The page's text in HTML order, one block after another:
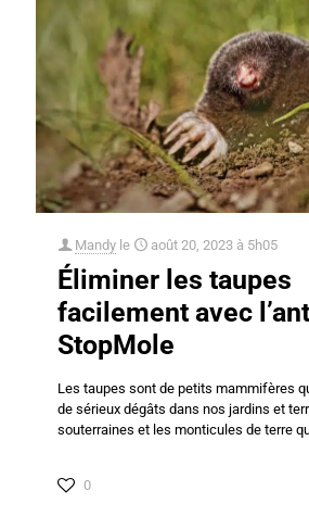
Mandy le août 20, 2023 à 5h05
Éliminer les taupes
facilement avec
StopMole
Les taupes sont de petits mammifères
de sérieux dégâts dans nos jardins et
souterraines et les monticules de terre
0